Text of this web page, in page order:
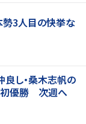
3人目の快挙な
良し・桑木志帆の
初優勝 次週へ